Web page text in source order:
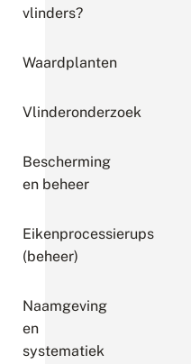
vlinders?
Waardplanten
Vlinderonderzoek
Bescherming
en beheer
Eikenprocessierups
(beheer)
Naamgeving
en
systematiek